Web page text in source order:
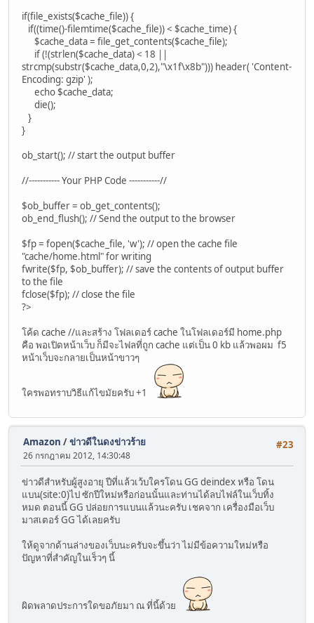
if(file_exists($cache_file)) {
if((time()-filemtime($cache_file)) < $cache_time) {
$cache_data = file_get_contents($cache_file);
if (!(strlen($cache_data) < 18 ||
strcmp(substr($cache_data,0,2),"\x1f\x8b"))) header( 'Content-
Encoding: gzip' );
echo $cache_data;
die();
}
}
ob_start(); // start the output buffer
//----------- Your PHP Code -----------//
$ob_buffer = ob_get_contents();
ob_end_flush(); // Send the output to the browser
$fp = fopen($cache_file, 'w'); // open the cache file
"cache/home.html" for writing
fwrite($fp, $ob_buffer); // save the contents of output buffer
to the file
fclose($fp); // close the file
?>
โค้ด cache //และสร้าง โฟลเดอร์ cache ในโฟลเดอร์มี home.php
คือ พอเปิดหน้าเว็บ ก็มีจะไฟลที่ถูก cache แต่เป็น 0 kb แล้วพอผม f5
หน้าเว็บจะกลายเป็นหน้าขาวๆ
ใครพอทราบวิธีแก้ไขมัยครับ +1
#23
Amazon /ข่าวดีในดงข่าวร้าย
26 กรกฎาคม 2012, 14:30:48
ข่าวดีสำหรับผู้สูงอายุ ปีที่แล้วเว้บใครโดน GG deindex หรือ โดน
แบน(site:0)ไป ซักปีใหม่หรือก่อนนั้นและท่านได้ลบไฟล์ในเว็บทิ้ง
หมด ตอนนี้ GG ปล่อยการแบนแล้วนะครับ เชคจาก เครื่องมือเว็บ
มาสเตอร์ GG ได้เลยครับ
ให้ดูจากด้านล่างของเว็บนะครับจะขึ้นว่า ไม่มีข้อความใหม่หรือ
ปัญหาที่สำคัญในเร็วๆ นี้
ผิดพลาดประการใดขอภัยมา ณ ที่นี้ด้วย